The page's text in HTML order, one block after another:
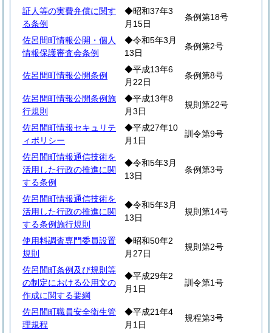
証人等の実費弁償に関す
る条例
◆昭和37年3
月15日
条例第18号
佐呂間町情報公開・個人
情報保護審査会条例
◆令和5年3月
13日
条例第2号
佐呂間町情報公開条例
◆平成13年6
月22日
条例第8号
佐呂間町情報公開条例施
行規則
◆平成13年8
月3日
規則第22号
佐呂間町情報セキュリテ
ィポリシー
◆平成27年10
月1日
訓令第9号
佐呂間町情報通信技術を
活用した行政の推進に関
する条例
◆令和5年3月
13日
条例第3号
佐呂間町情報通信技術を
活用した行政の推進に関
する条例施行規則
◆令和5年3月
13日
規則第14号
使用料調査専門委員設置
規則
◆昭和50年2
月27日
規則第2号
佐呂間町条例及び規則等
の制定における公用文の
作成に関する要綱
◆平成29年2
月1日
訓令第1号
佐呂間町職員安全衛生管
理規程
◆平成21年4
月1日
規程第3号